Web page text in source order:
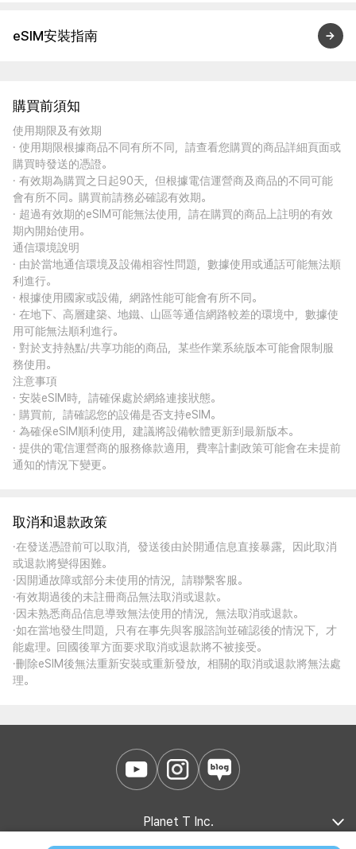
eSIM安裝指南
購買前須知
使用期限及有效期
· 使用期限根據商品不同有所不同，請查看您購買的商品詳細頁面或
購買時發送的憑證。
· 有效期為購買之日起90天，但根據電信運營商及商品的不同可能
會有所不同。購買前請務必確認有效期。
· 超過有效期的eSIM可能無法使用，請在購買的商品上註明的有效
期內開始使用。
通信環境說明
· 由於當地通信環境及設備相容性問題，數據使用或通話可能無法順
利進行。
· 根據使用國家或設備，網路性能可能會有所不同。
· 在地下、高層建築、地鐵、山區等通信網路較差的環境中，數據使
用可能無法順利進行。
· 對於支持熱點/共享功能的商品，某些作業系統版本可能會限制服
務使用。
注意事項
· 安裝eSIM時，請確保處於網絡連接狀態。
· 購買前，請確認您的設備是否支持eSIM。
· 為確保eSIM順利使用，建議將設備軟體更新到最新版本。
· 提供的電信運營商的服務條款適用，費率計劃政策可能會在未提前
通知的情況下變更。
取消和退款政策
·在發送憑證前可以取消，發送後由於開通信息直接暴露，因此取消
或退款將變得困難。
·因開通故障或部分未使用的情況，請聯繫客服。
·有效期過後的未註冊商品無法取消或退款。
·因未熟悉商品信息導致無法使用的情況，無法取消或退款。
·如在當地發生問題，只有在事先與客服諮詢並確認後的情況下，才
能處理。回國後單方面要求取消或退款將不被接受。
·刪除eSIM後無法重新安裝或重新發放，相關的取消或退款將無法處
理。
Planet T Inc.